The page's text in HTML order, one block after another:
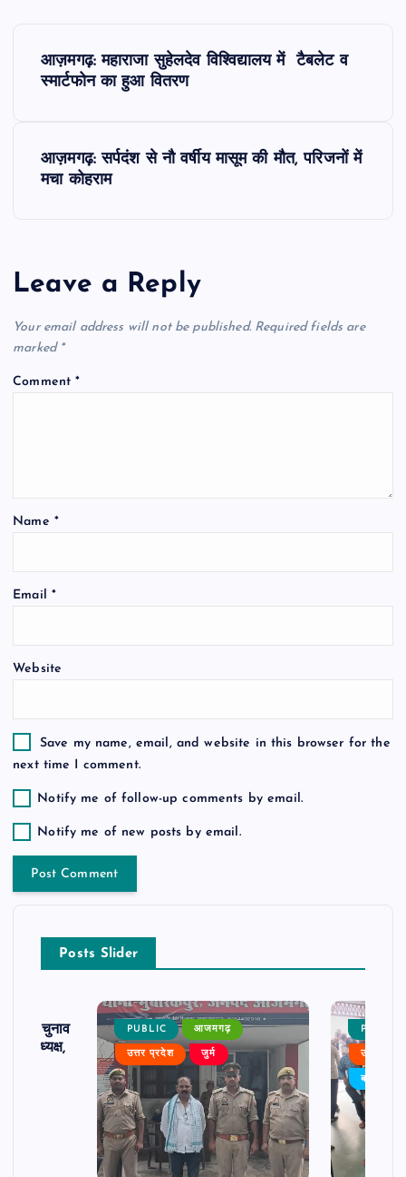
a
v
i
i
आज़मगढ़: महाराजा सुहेलदेव विश्विद्यालय में टैबलेट व
स्मार्टफोन का हुआ वितरण
आज़मगढ़: सर्पदंश से नौ वर्षीय मासूम की मौत, परिजनों में
मचा कोहराम
Leave a Reply
Your email address will not be published. Required fields are
marked *
Comment*
Name *
Email *
Website
Save my name, email, and website in this browser for the
next time I comment.
Notify me of follow-up comments by email.
Notify me of new posts by email.
Posts Slider
का चुनाव
बने अध्यक्ष,
PUBLIC आजमगढ़
उत्तर प्रदेश जुर्म
PUBLIC
उत्तर
बड़ी खबर